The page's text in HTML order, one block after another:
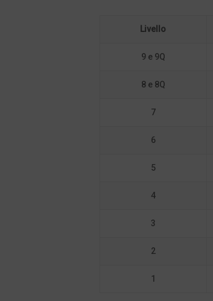
Livello
9 e 9Q
8 e 8Q
7
6
5
4
3
2
1